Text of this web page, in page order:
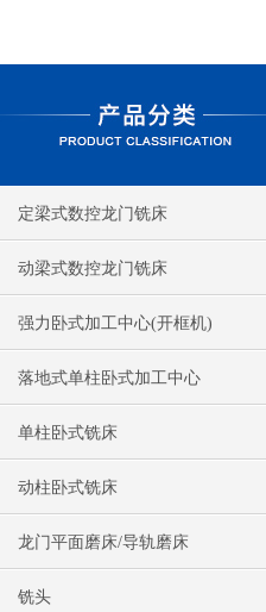
定梁式数控龙门铣床
动梁式数控龙门铣床
强力卧式加工中心(开框机)
落地式单柱卧式加工中心
单柱卧式铣床
动柱卧式铣床
龙门平面磨床/导轨磨床
铣头